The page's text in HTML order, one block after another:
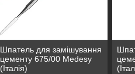
Шпатель для замішування
цементу 675/00 Medesy
(Італія)